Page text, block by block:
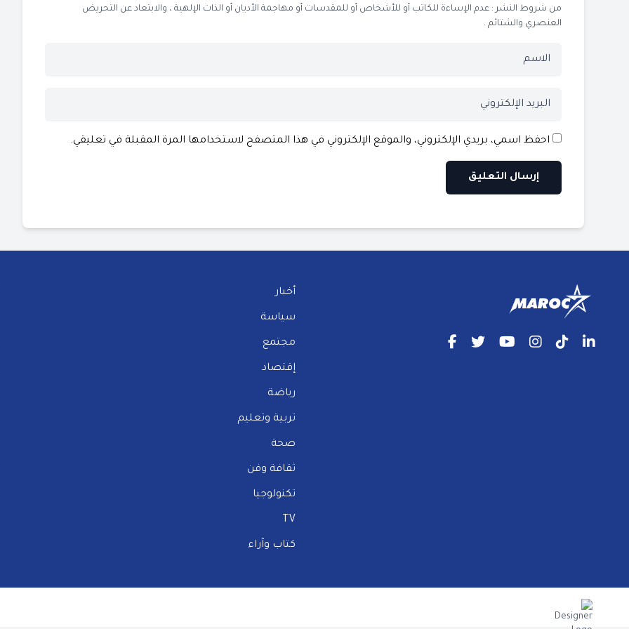
من شروط النشر : عدم الإساءة للكاتب أو للأشخاص أو للمقدسات أو مهاجمة الأديان أو الذات الإلهية ، والابتعاد عن التحريض
العنصري والشتائم .
احفظ اسمي، بريدي الإلكتروني، والموقع الإلكتروني في هذا المتصفح لاستخدامها المرة المقبلة في تعليقي.
أخبار
سياسة
مجتمع
إقتصاد
رياضة
تربية وتعليم
صحة
ثقافة وفن
تكنولوجيا
TV
كتاب وآراء